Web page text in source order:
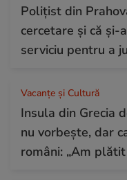
Polițist din
cercetare și că
serviciu pentru a
Vacanțe și Cultură
Insula din Grecia
nu vorbește, dar
români: „Am